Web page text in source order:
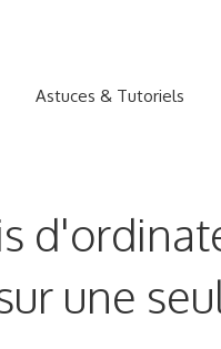
Astuces & Tutoriels
une